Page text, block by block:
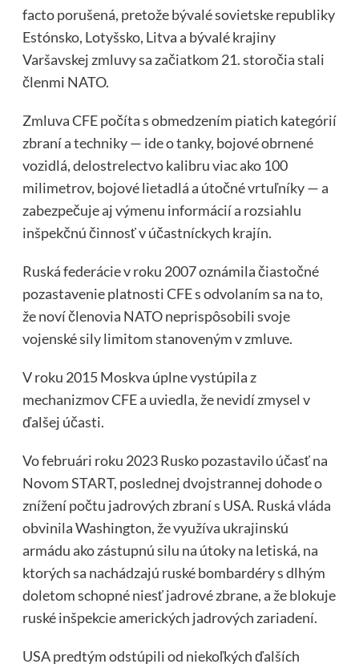
facto porušená, pretože bývalé sovietske republiky
Estónsko, Lotyšsko, Litva a bývalé krajiny
Varšavskej zmluvy sa začiatkom 21. storočia stali
členmi NATO.
Zmluva CFE počíta s obmedzením piatich kategórií
zbraní a techniky — ide o tanky, bojové obrnené
vozidlá, delostrelectvo kalibru viac ako 100
milimetrov, bojové lietadlá a útočné vrtuľníky — a
zabezpečuje aj výmenu informácií a rozsiahlu
inšpekčnú činnosť v účastníckych krajín.
Ruská federácie v roku 2007 oznámila čiastočné
pozastavenie platnosti CFE s odvolaním sa na to,
že noví členovia NATO neprispôsobili svoje
vojenské sily limitom stanoveným v zmluve.
V roku 2015 Moskva úplne vystúpila z
mechanizmov CFE a uviedla, že nevidí zmysel v
ďalšej účasti.
Vo februári roku 2023 Rusko pozastavilo účasť na
Novom START, poslednej dvojstrannej dohode o
znížení počtu jadrových zbraní s USA. Ruská vláda
obvinila Washington, že využíva ukrajinskú
armádu ako zástupnú silu na útoky na letiská, na
ktorých sa nachádzajú ruské bombardéry s dlhým
doletom schopné niesť jadrové zbrane, a že blokuje
ruské inšpekcie amerických jadrových zariadení.
USA predtým odstúpili od niekoľkých ďalších